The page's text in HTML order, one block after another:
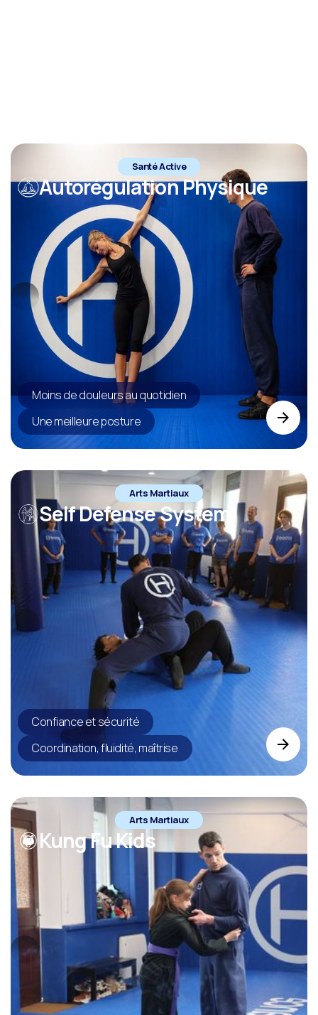
Santé Active
Autorégulation Physique
Moins de douleurs au quotidien
Une meilleure posture
Arts Martiaux
Self Defense System
Confiance et sécurité
Coordination, fluidité, maîtrise
Arts Martiaux
Kung Fu Kids